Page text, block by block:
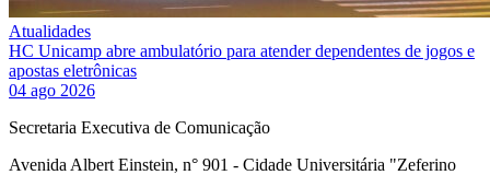
Atualidades
HC Unicamp abre ambulatório para atender dependentes de jogos e
apostas eletrônicas
04 ago 2026
Secretaria Executiva de Comunicação
Avenida Albert Einstein, n° 901 - Cidade Universitária "Zeferino